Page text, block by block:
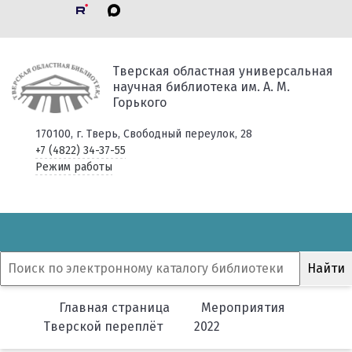
Тверская областная универсальная
научная библиотека им. А. М.
Горького
170100, г. Тверь, Свободный переулок, 28
+7 (4822) 34-37-55
Режим работы
Главная страница
Мероприятия
Тверской переплёт
2022